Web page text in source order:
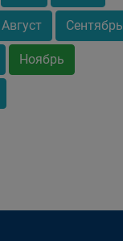
Август Сентябрь
Ноябрь